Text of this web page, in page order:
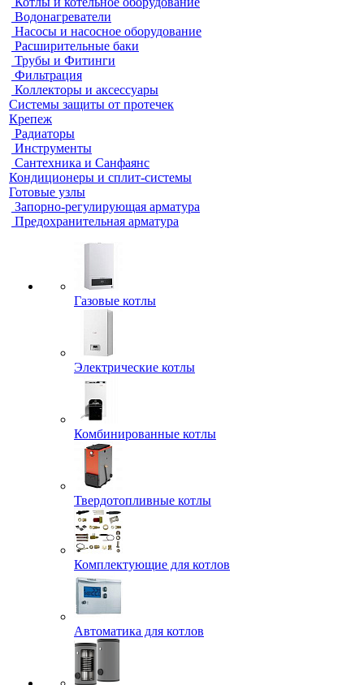
Водонагреватели
Насосы и насосное оборудование
Расширительные баки
Трубы и Фитинги
Фильтрация
Коллекторы и аксессуары
Системы защиты от протечек
Крепеж
Радиаторы
Инструменты
Сантехника и Санфаянс
Кондиционеры и сплит-системы
Готовые узлы
Запорно-регулирующая арматура
Предохранительная арматура
Газовые котлы
Электрические котлы
Комбинированные котлы
Твердотопливные котлы
Комплектующие для котлов
Автоматика для котлов